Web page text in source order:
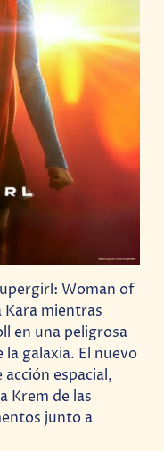
Woman of
Kara mientras
en una peligrosa
la galaxia. El nuevo
espacial,
Krem de las
junto a